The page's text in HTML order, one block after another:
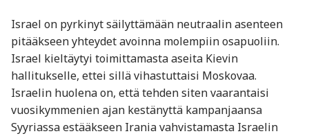
Israel on pyrkinyt säilyttämään neutraalin asenteen
pitääkseen yhteydet avoinna molempiin osapuoliin.
Israel kieltäytyi toimittamasta aseita Kievin
hallitukselle, ettei sillä vihastuttaisi Moskovaa.
Israelin huolena on, että tehden siten vaarantaisi
vuosikymmenien ajan kestänyttä kampanjaansa
Syyriassa estääkseen Irania vahvistamasta Israelin